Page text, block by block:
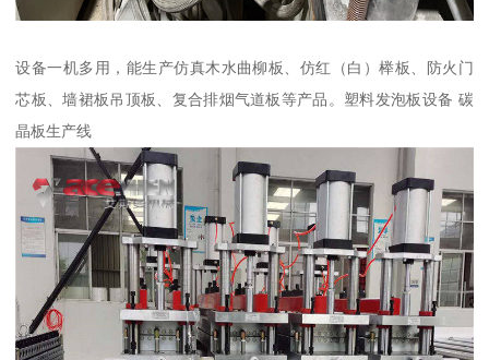
设备一机多用，能生产仿真木水曲柳板、仿红（白）榉板、防火门
芯板、墙裙板吊顶板、复合排烟气道板等产品。塑料发泡板设备 碳
晶板生产线